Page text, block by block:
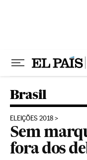
Brasil
ELEIÇÕES 2018
Sem
fora dos